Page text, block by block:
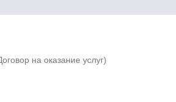
на оказание услуг)